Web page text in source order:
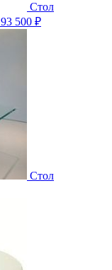
Стол
93 500 ₽
Стол